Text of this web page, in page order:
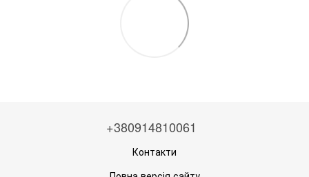
+380914810061
Контакти